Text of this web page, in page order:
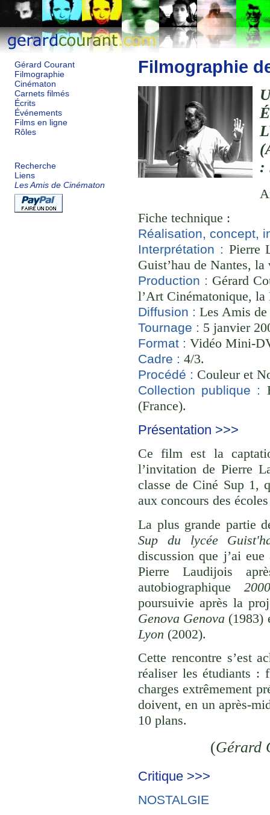
Gérard Courant
Filmographie
Cinématon
Carnets filmés
Écrits
Événements
Films en ligne
Rôles
Recherche
Liens
Les Amis de Cinématon
Filmographie
:
Fiche technique :
Réalisation, concept,
Interprétation : Pierre
Guist’hau de Nantes,
Production : Gérard
l’Art Cinématonique, la
Diffusion : Les Amis
Tournage : 5 janvier
Format : Vidéo Mini-
Cadre : 4/3.
Procédé : Couleur et
Collection publique :
(France).
Présentation >>>
Ce film est la
l’invitation de Pierre
classe de Ciné Sup 1,
aux concours des
La plus grande partie
Sup du lycée
discussion que j’ai
Pierre Laudijois
autobiographique
poursuivie après la
Genova Genova (1983)
Lyon (2002).
Cette rencontre s’est
réaliser les étudiants :
charges extrêmement
doivent, en un après-
10 plans.
(Gérard
Critique >>>
NOSTALGIE